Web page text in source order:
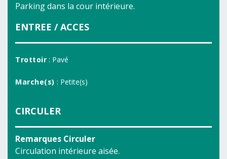
Parking dans la cour intérieure.
ENTREE / ACCES
Trottoir : Pavé
Marche(s) : Petite(s)
CIRCULER
Remarques Circuler
Circulation intérieure aisée.